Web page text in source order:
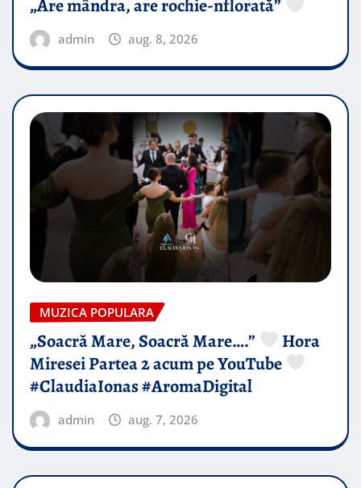
„Are mândra, are rochie-nflorată”
admin aug. 8, 2026
MUZICA POPULARA
„Soacră Mare, Soacră Mare….”
Hora
Miresei Partea 2 acum pe YouTube
#ClaudiaIonas #AromaDigital
admin aug. 7, 2026